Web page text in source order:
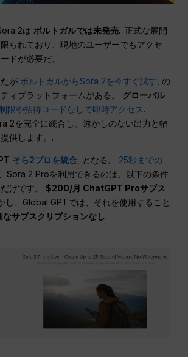
2は ポルトガルでは未発売. .正式な展開
られており、現地のユーザーでもアクセ
ドが必要だ。.
が ポルトガルからSora 2を今すぐ試す , の
ィプラットフォームがある。 グローバル
限や招待コードなしで即時アクセス .
2を完全に統合し、透かしのない出力と幅
供します。.
そら2プロを統合, となる。 25秒までの
Sora 2 Proを利用できるのは、以下の条件
だけです。$200/月 ChatGPT Proサブス
し、Global GPTでは、それを使用すること
なサブスクリプションなし.